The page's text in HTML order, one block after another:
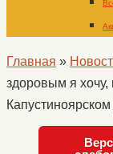
Главная »
здоровым я хочу,